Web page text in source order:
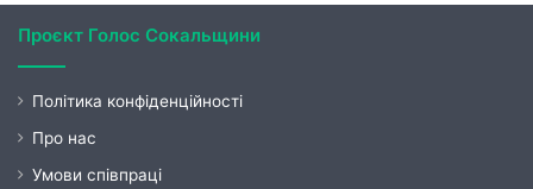
Проєкт Голос Сокальщини
Політика конфіденційності
Про нас
Умови співпраці